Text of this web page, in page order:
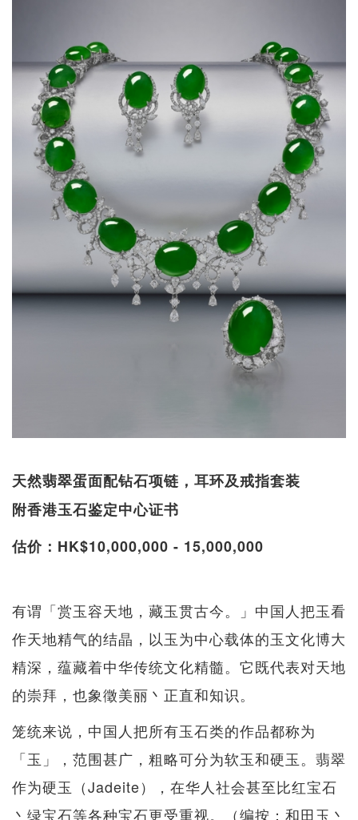
天然翡翠蛋面配钻石项链，耳环及戒指套装
附香港玉石鉴定中心证书
估价：HK$10,000,000 - 15,000,000
有谓「赏玉容天地，藏玉贯古今。」中国人把玉看
作天地精气的结晶，以玉为中心载体的玉文化博大
精深，蕴藏着中华传统文化精髓。它既代表对天地
的崇拜，也象徵美丽丶正直和知识。
笼统来说，中国人把所有玉石类的作品都称为
「玉」，范围甚广，粗略可分为软玉和硬玉。翡翠
作为硬玉（Jadeite），在华人社会甚至比红宝石
丶绿宝石等各种宝石更受重视。（编按：和田玉丶